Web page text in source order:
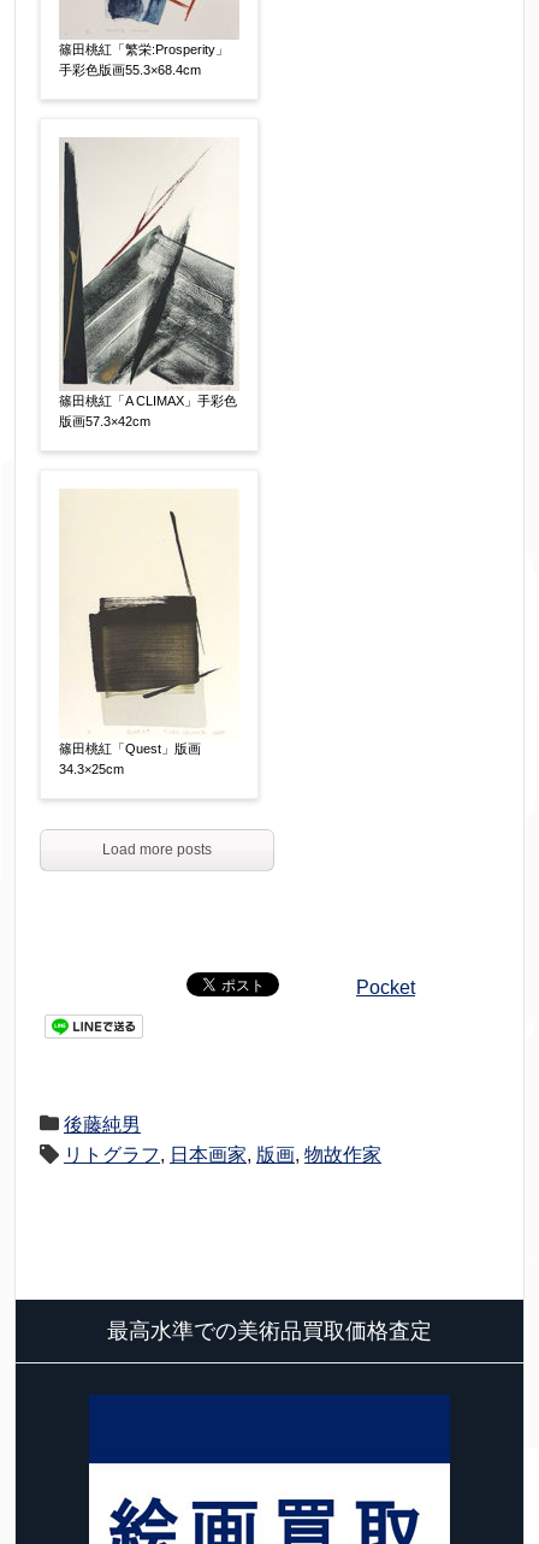
篠田桃紅「繁栄:Prosperity」
手彩色版画55.3×68.4cm
篠田桃紅「A CLIMAX」手彩色
版画57.3×42cm
篠田桃紅「Quest」版画
34.3×25cm
Load more posts
Pocket
後藤純男
リトグラフ, 日本画家, 版画, 物故作家
最高水準での美術品買取価格査定